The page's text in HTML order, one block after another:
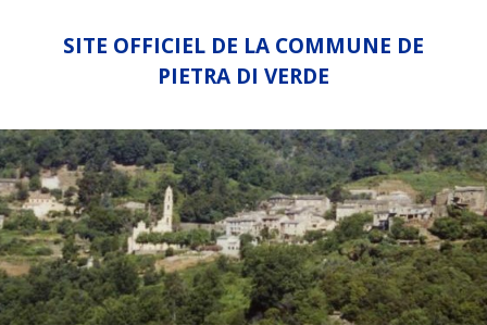
SITE OFFICIEL DE LA COMMUNE DE
PIETRA DI VERDE